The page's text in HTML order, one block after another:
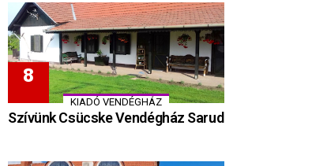
KIADÓ VENDÉGHÁZ
Szívünk Csücske Vendégház Sarud